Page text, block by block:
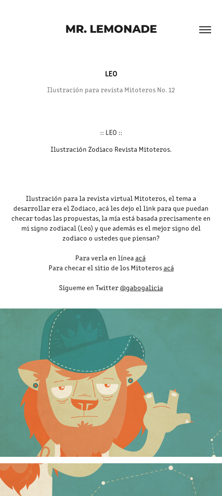
MR. LEMONADE
LEO
Ilustración para revista Mitoteros No. 12
:: LEO ::
Ilustración Zodiaco Revista Mitoteros.
Ilustración para la revista virtual Mitoteros, el tema a
desarrollar era el Zodiaco, acá les dejo el link para que puedan
checar todas las propuestas, la mía está basada precisamente en
mi signo zodiacal (Leo) y que además es el mejor signo del
zodiaco o ustedes que piensan?
Para verla en línea acá
Para checar el sitio de los Mitoterosacá
Sígueme en Twitter@gabogalicia